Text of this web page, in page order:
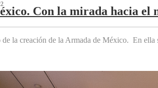
Con la mirada hacia el
la creación de la Armada de México. En